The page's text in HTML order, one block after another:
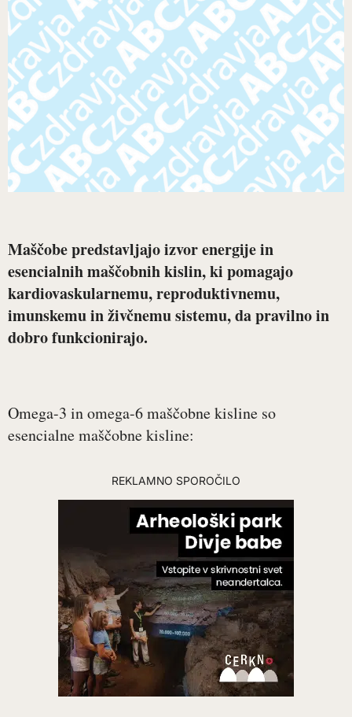
Maščobe predstavljajo izvor energije in
esencialnih maščobnih kislin, ki pomagajo
kardiovaskularnemu, reproduktivnemu,
imunskemu in živčnemu sistemu, da pravilno in
dobro funkcionirajo.
Omega-3 in omega-6 maščobne kisline so
esencialne maščobne kisline:
REKLAMNO SPOROČILO